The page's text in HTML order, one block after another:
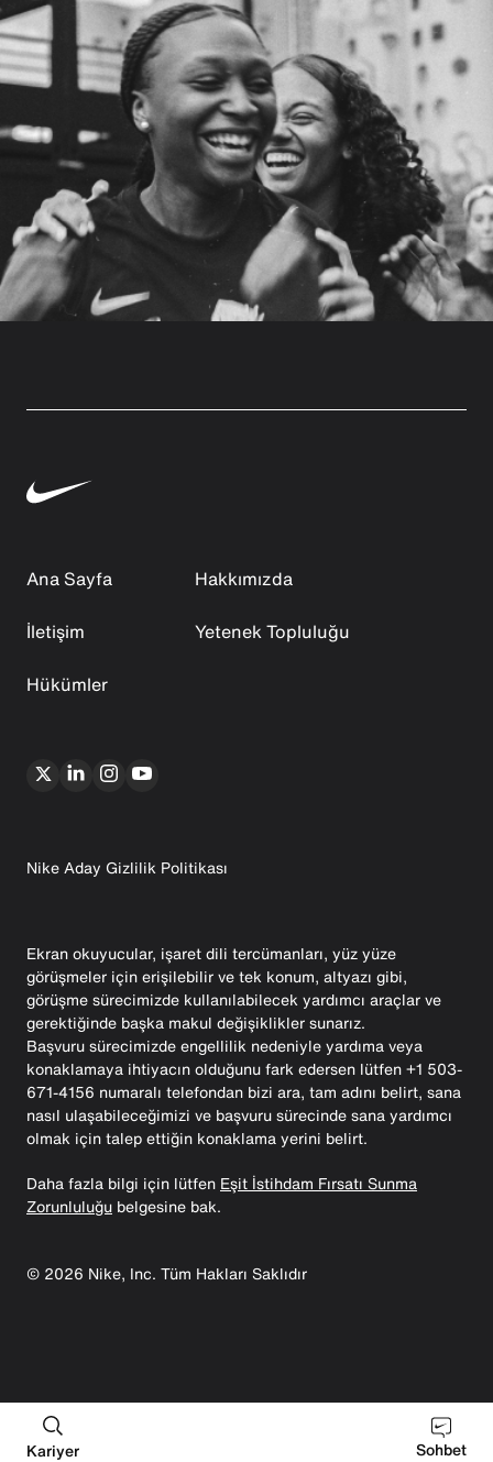
Ana Sayfa
Hakkımızda
İletişim
Yetenek Topluluğu
Hükümler
Nike Aday Gizlilik Politikası
Ekran okuyucular, işaret dili tercümanları, yüz yüze
görüşmeler için erişilebilir ve tek konum, altyazı gibi,
görüşme sürecimizde kullanılabilecek yardımcı araçlar ve
gerektiğinde başka makul değişiklikler sunarız.
Başvuru sürecimizde engellilik nedeniyle yardıma veya
konaklamaya ihtiyacın olduğunu fark edersen lütfen +1 503-
671-4156 numaralı telefondan bizi ara, tam adını belirt, sana
nasıl ulaşabileceğimizi ve başvuru sürecinde sana yardımcı
olmak için talep ettiğin konaklama yerini belirt.
Daha fazla bilgi için lütfen Eşit İstihdam Fırsatı Sunma
Zorunluluğu belgesine bak.
© 2026 Nike, Inc. Tüm Hakları Saklıdır
Kariyer Sohbet